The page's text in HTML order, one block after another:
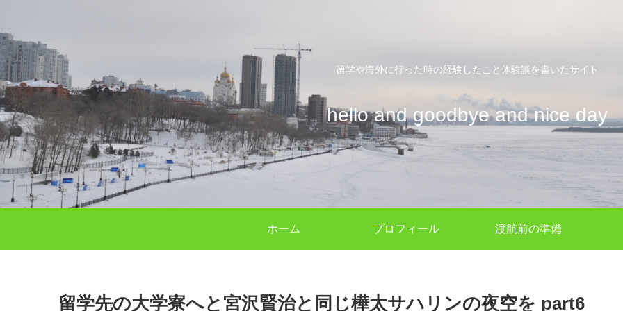
留学や海外に行った時の経験したこと体験談を書いたサイト
hello and goodbye and nice day
ホーム プロフィール 渡航前の準備
留学先の大学寮へと宮沢賢治と同じ樺太サハリンの夜空を part6